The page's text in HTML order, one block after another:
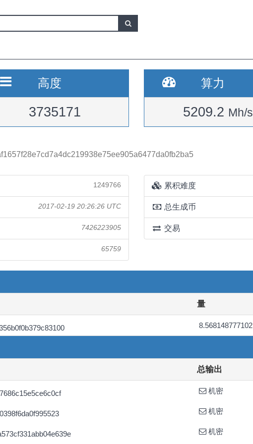
高度
3735171
算力
5209.2 Mh/s
1249766
2017-02-19 20:26:26 UTC
7426223905
65759
累积难度
总生成币
交易
量
8.568148777102
总输出
机密
机密
机密